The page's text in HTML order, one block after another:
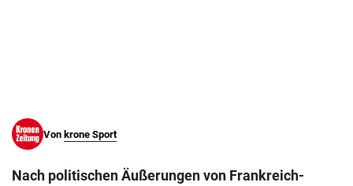
Von krone Sport
Nach politischen Äußerungen von Frankreich-